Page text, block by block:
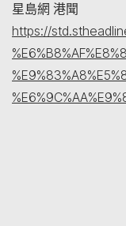
星島網 港聞
https://